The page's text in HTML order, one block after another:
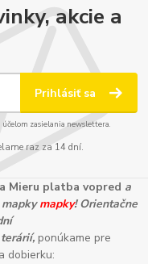
akcie a
Prihlásiť sa
účelom zasielania newslettera.
raz za 14 dní.
Mieru platba vopred a
mapkymapky! Orientačne
ponúkame pre
dobierku: